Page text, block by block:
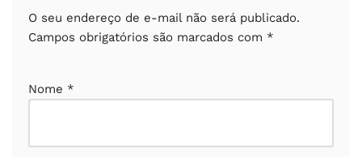
O seu endereço de e-mail não será publicado.
Campos obrigatórios são marcados com *
Nome *